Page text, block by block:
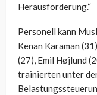
Herausforderung.“
Personell kann
Kenan Karaman
(27), Emil Højlund
trainierten unter